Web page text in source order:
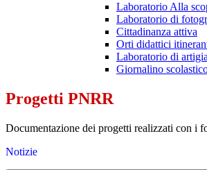
Laboratorio Alla
Laboratorio di
Cittadinanza attiva
Orti didattici
Laboratorio di
Giornalino
Progetti PNRR
Documentazione dei progetti realizzati con i
Notizie